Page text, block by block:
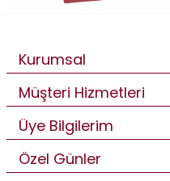
Kurumsal
Müşteri Hizmetleri
Üye Bilgilerim
Özel Günler